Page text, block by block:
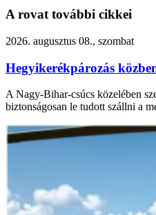
A rovat további cikkei
2026. augusztus 08., szombat
Hegyikerékpározás
A Nagy-Bihar-csúcs közelében
biztonságosan le tudott szállni a